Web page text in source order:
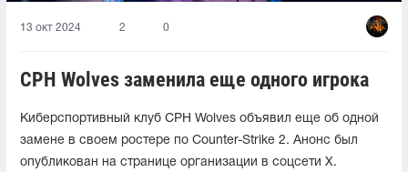
13 окт 2024 2 0
CPH Wolves заменила еще одного игрока
Киберспортивный клуб CPH Wolves объявил еще об одной
замене в своем ростере по Counter-Strike 2. Анонс был
опубликован на странице организации в соцсети X.